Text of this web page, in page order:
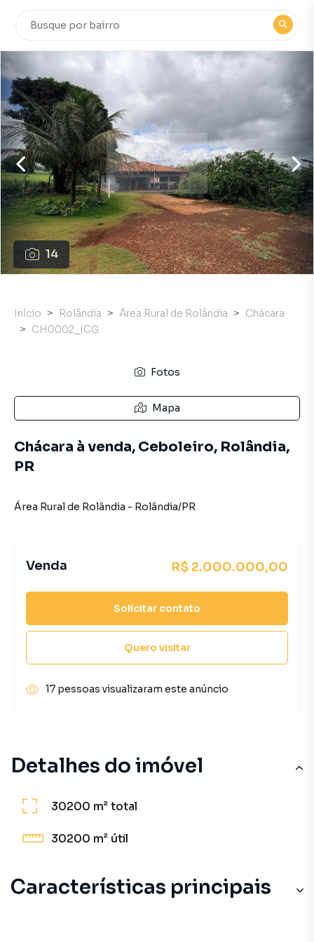
14
Detalhes do imóvel
30200 m²total
30200 m² útil
Características principais
Início Rolândia Área Rural de Rolândia
Chácara
CH0002_ICG
Fotos
Mapa
Chácara à venda, Ceboleiro, Rolândia,
PR
Área Rural de Rolândia - Rolândia/PR
Venda R$ 2.000.000,00
Solicitar contato
Quero visitar
17 pessoas visualizaram este anúncio